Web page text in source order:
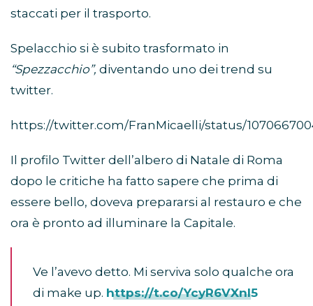
staccati per il trasporto.
Spelacchio si è subito trasformato in
“Spezzacchio”, diventando uno dei trend su
twitter.
https://twitter.com/FranMicaelli/status/
Il profilo Twitter dell’albero di Natale di Roma
dopo le critiche ha fatto sapere che prima di
essere bello, doveva prepararsi al restauro e che
ora è pronto ad illuminare la Capitale.
Ve l’avevo detto. Mi serviva solo qualche ora
di make up. https://t.co/YcyR6VXnI5